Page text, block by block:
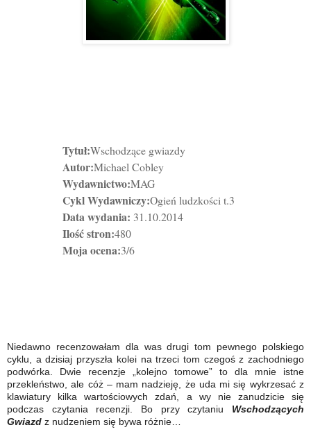
Tytuł:Wschodzące gwiazdy
Autor:Michael Cobley
Wydawnictwo:MAG
Cykl Wydawniczy:Ogień ludzkości t.3
Data wydania: 31.10.2014
Ilość stron:480
Moja ocena:3/6
Niedawno recenzowałam dla was drugi tom pewnego polskiego
cyklu, a dzisiaj przyszła kolei na trzeci tom czegoś z zachodniego
podwórka. Dwie recenzje „kolejno tomowe” to dla mnie istne
przekleństwo, ale cóż – mam nadzieję, że uda mi się wykrzesać z
klawiatury kilka wartościowych zdań, a wy nie zanudzicie się
podczas czytania recenzji. Bo przy czytaniu Wschodzących
Gwiazd z nudzeniem się bywa różnie…